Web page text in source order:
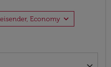
Economy expand_more